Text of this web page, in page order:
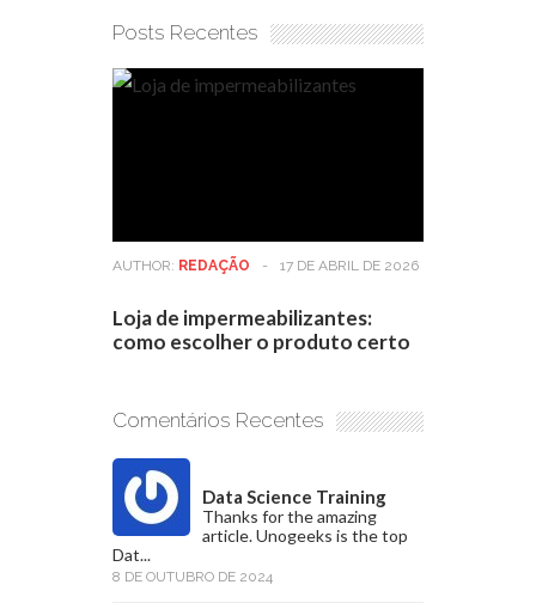
Posts Recentes
AUTHOR: REDAÇÃO - 17 DE ABRIL DE 2026
Loja de impermeabilizantes:
como escolher o produto certo
Comentários Recentes
Data Science Training
Thanks for the amazing
article. Unogeeks is the top
Dat...
8 DE OUTUBRO DE 2024